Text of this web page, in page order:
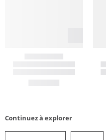
Continuez à explorer